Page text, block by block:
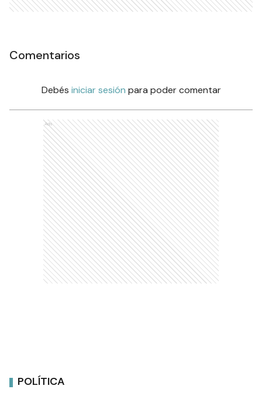
Comentarios
Debés iniciar sesión para poder comentar
Ads
POLÍTICA